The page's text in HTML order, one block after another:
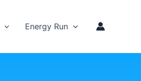
Energy Run